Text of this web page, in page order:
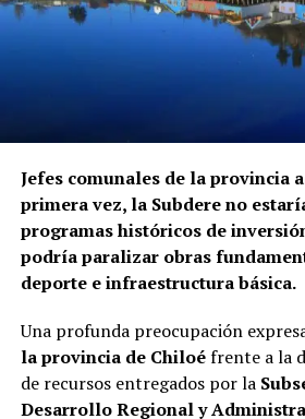
Jefes comunales de la provincia
primera vez, la Subdere no
programas históricos de
podría paralizar obras
deporte e infraestructura básica.
Una profunda preocupación
la provincia de Chiloéfrente a la
de recursos entregados por la
Desarrollo Regional y